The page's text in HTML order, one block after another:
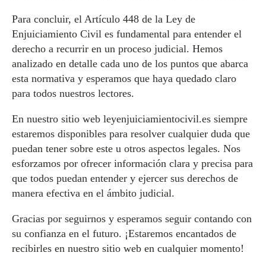
Para concluir, el Artículo 448 de la Ley de
Enjuiciamiento Civil es fundamental para entender el
derecho a recurrir en un proceso judicial. Hemos
analizado en detalle cada uno de los puntos que abarca
esta normativa y esperamos que haya quedado claro
para todos nuestros lectores.
En nuestro sitio web leyenjuiciamientocivil.es siempre
estaremos disponibles para resolver cualquier duda que
puedan tener sobre este u otros aspectos legales. Nos
esforzamos por ofrecer información clara y precisa para
que todos puedan entender y ejercer sus derechos de
manera efectiva en el ámbito judicial.
Gracias por seguirnos y esperamos seguir contando con
su confianza en el futuro. ¡Estaremos encantados de
recibirles en nuestro sitio web en cualquier momento!